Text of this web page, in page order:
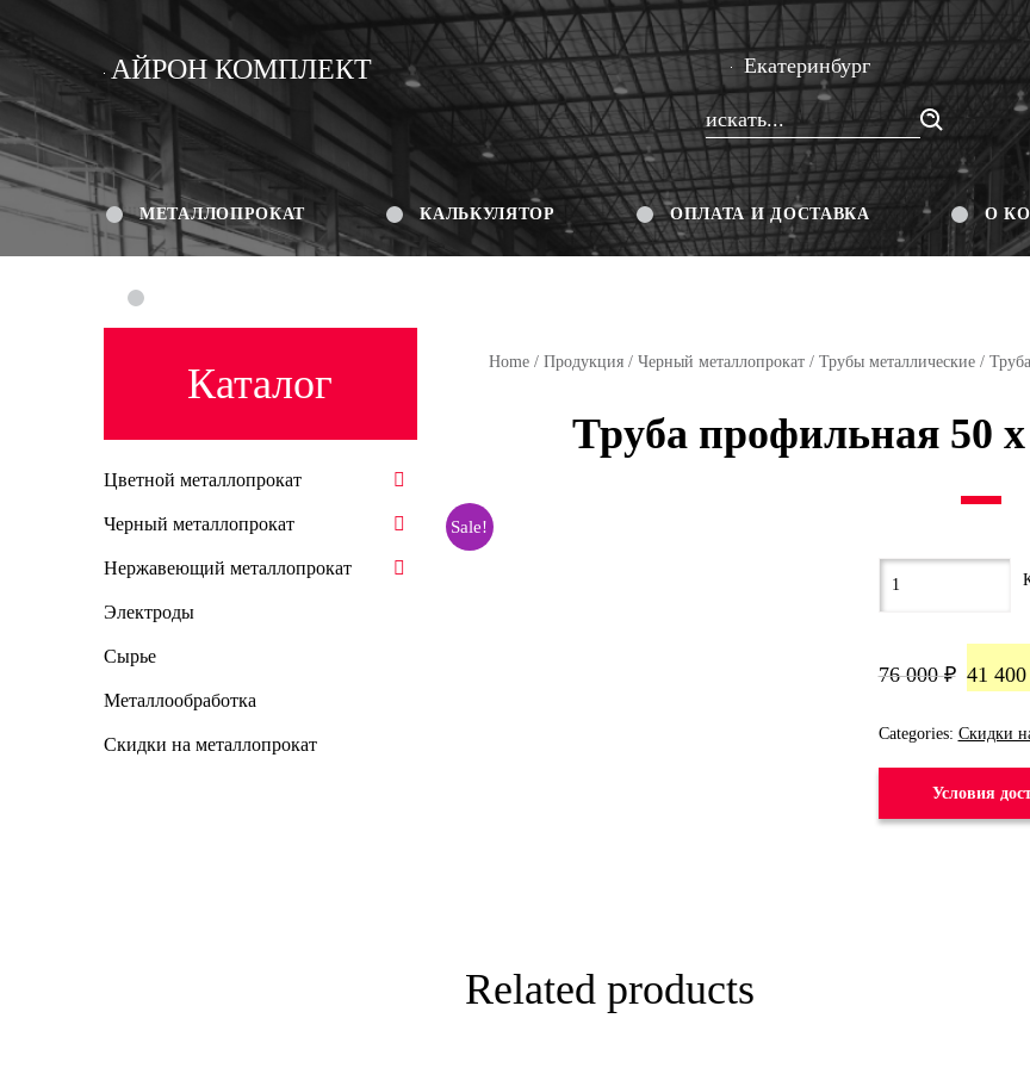
АЙРОН КОМПЛЕКТ Екатеринбург
МЕТАЛЛОПРОКАТ КАЛЬКУЛЯТОР ОПЛАТА И ДОСТАВКА О
Home/ Продукция/ Черный металлопрокат/ Трубы металлические/
Труба профильная 50
Sale!
76 000₽ 41 400
Categories: Скидки
Условия
Related products
Каталог
Цветной металлопрокат
Черный металлопрокат
Нержавеющий металлопрокат
Электроды
Сырье
Металлообработка
Скидки на металлопрокат